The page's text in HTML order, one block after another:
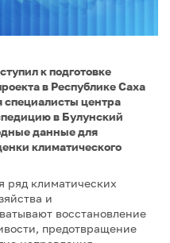
к подготовке
в Республике Саха
центра
в Булунский
данные для
климатического
ряд климатических
и
восстановление
предотвращение